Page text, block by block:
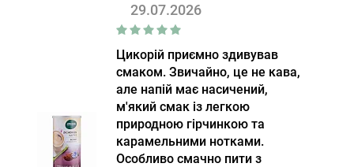
29.07.2026
Цикорій приємно здивував
смаком. Звичайно, це не кава,
але напій має насичений,
м'який смак із легкою
природною гірчинкою та
карамельними нотками.
Особливо смачно пити з